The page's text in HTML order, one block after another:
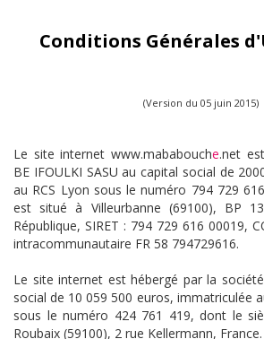
Conditions Générales
(Version du 05 juin 2015)
Le site internet www.mababouche.net
BE IFOULKI SASU au capital social de
au RCS Lyon sous le numéro 794 729
est situé à Villeurbanne (69100), BP
République, SIRET : 794 729 616 00019,
intracommunautaire FR 58 794729616.
Le site internet est hébergé par la
social de 10 059 500 euros, immatriculée
sous le numéro 424 761 419, dont le
Roubaix (59100), 2 rue Kellermann, France.